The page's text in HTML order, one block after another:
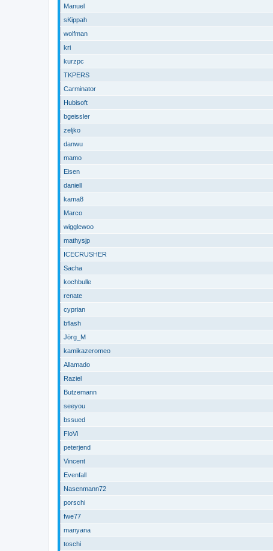
Manuel
sKippah
wolfman
kri
kurzpc
TKPERS
Carminator
Hubisoft
bgeissler
zeljko
danwu
mamo
Eisen
daniell
kama8
Marco
wigglewoo
mathysjp
ICECRUSHER
Sacha
kochbulle
renate
cyprian
bflash
Jörg_M
kamikazeromeo
Allamado
Raziel
Butzemann
seeyou
bssued
FloVi
peterjend
Vincent
Evenfall
Nasenmann72
porschi
fwe77
manyana
toschi